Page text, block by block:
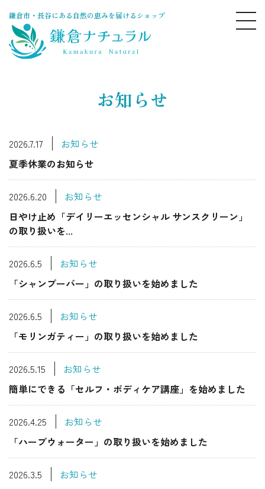
鎌倉市・長谷にある自然の恵みを届けるショップ
お知らせ
2026.7.17
お知らせ
夏季休業のお知らせ
2026.6.20
お知らせ
日やけ止め「デイリーエッセンシャル サンスクリーン」
の取り扱いを...
2026.6.5
お知らせ
「シャンプーバー」の取り扱いを始めました
2026.6.5
お知らせ
「モリンガティー」の取り扱いを始めました
2026.5.15
お知らせ
簡単にできる「セルフ・ボディケア講座」を始めました
2026.4.25
お知らせ
「ハーブウォーター」の取り扱いを始めました
2026.3.5
お知らせ